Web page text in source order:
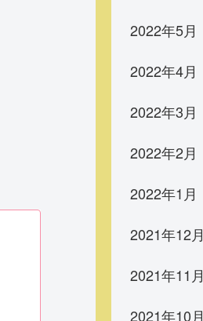
2022年5月
2022年4月
2022年3月
2022年2月
2022年1月
2021年12月
2021年11月
2021年10月